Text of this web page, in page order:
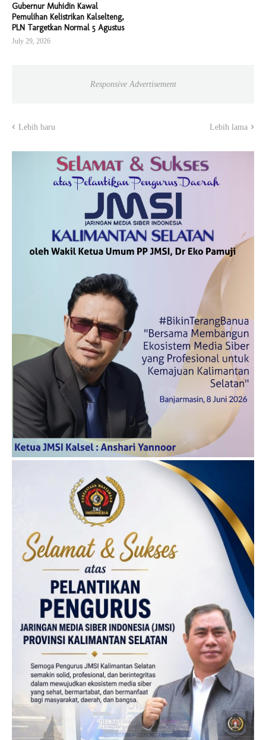
Gubernur Muhidin Kawal
Pemulihan Kelistrikan Kalselteng,
PLN Targetkan Normal 5 Agustus
July 29, 2026
Responsive Advertisement
Lebih baru Lebih lama